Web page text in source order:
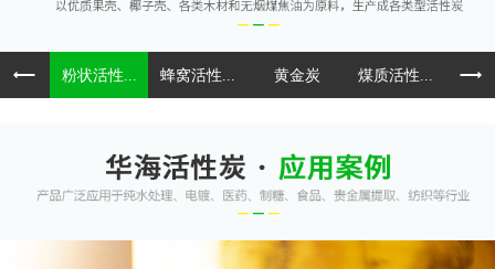
粉状活性... 蜂窝活性... 黄金炭 煤质活性... 球形